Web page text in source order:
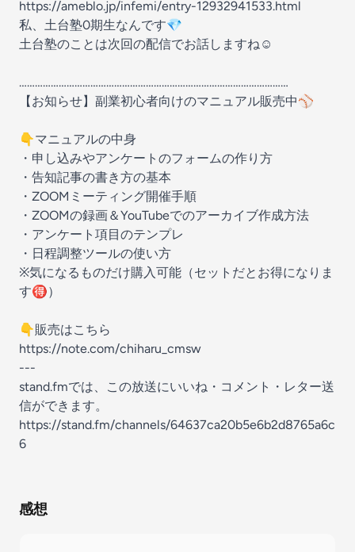
https://ameblo.jp/infemi/entry-12932941533.html
私、土台塾0期生なんです💎
土台塾のことは次回の配信でお話しますね☺️
…………………………………………………………………………………………
【お知らせ】副業初心者向けのマニュアル販売中⚾️
👇️マニュアルの中身
・申し込みやアンケートのフォームの作り方
・告知記事の書き方の基本
・ZOOMミーティング開催手順
・ZOOMの録画＆YouTubeでのアーカイブ作成方法
・アンケート項目のテンプレ
・日程調整ツールの使い方
※気になるものだけ購入可能（セットだとお得になりま
す🉐）
👇️販売はこちら
https://note.com/chiharu_cmsw
---
stand.fmでは、この放送にいいね・コメント・レター送
信ができます。
https://stand.fm/channels/64637ca20b5e6b2d8765a6c
6
感想